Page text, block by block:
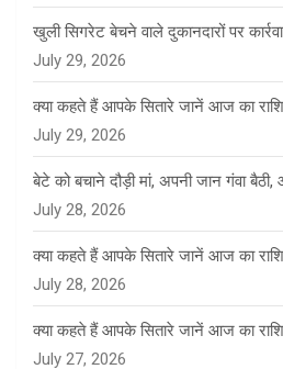
खुली सिगरेट बेचने वाले दुकानदारों पर
July 29, 2026
क्या कहते हैं आपके सितारे जानें आज का
July 29, 2026
बेटे को बचाने दौड़ी मां, अपनी जान गंवा बैठी,
July 28, 2026
क्या कहते हैं आपके सितारे जानें आज का
July 28, 2026
क्या कहते हैं आपके सितारे जानें आज का
July 27, 2026